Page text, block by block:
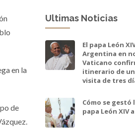
en la
de
Ultimas Noticias
El papa León
Argentina en
Vaticano
itinerario de
visita de tres
Cómo se gestó
papa León XIV